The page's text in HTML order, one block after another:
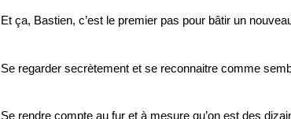
Et ça, Bastien, c’est le premier pas pour bâtir un
Se regarder secrètement et se reconnaitre comme
Se rendre compte au fur et à mesure qu’on est des